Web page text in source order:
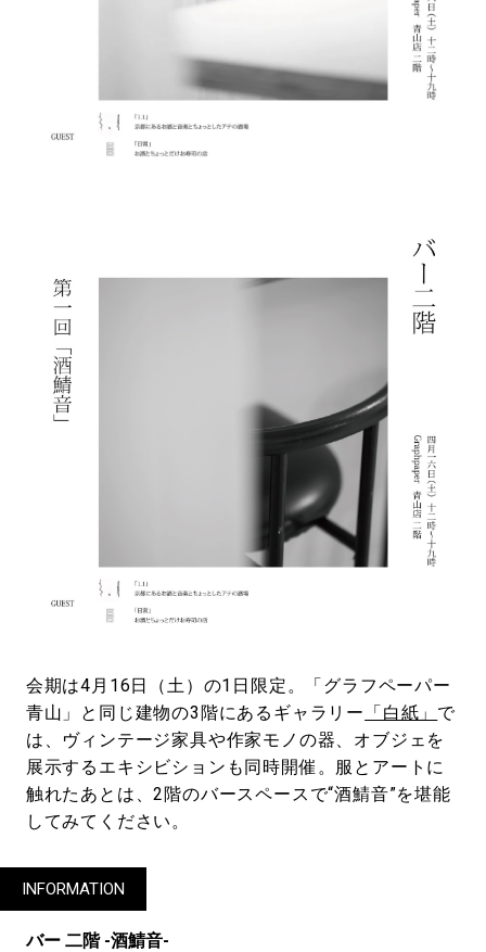
会期は4月16日（土）の1日限定。「グラフペーパー
青山」と同じ建物の3階にあるギャラリー 「白紙」 で
は、ヴィンテージ家具や作家モノの器、オブジェを
展示するエキシビションも同時開催。服とアートに
触れたあとは、2階のバースペースで“酒鯖音”を堪能
してみてください。
INFORMATION
バー 二階 -酒鯖音-